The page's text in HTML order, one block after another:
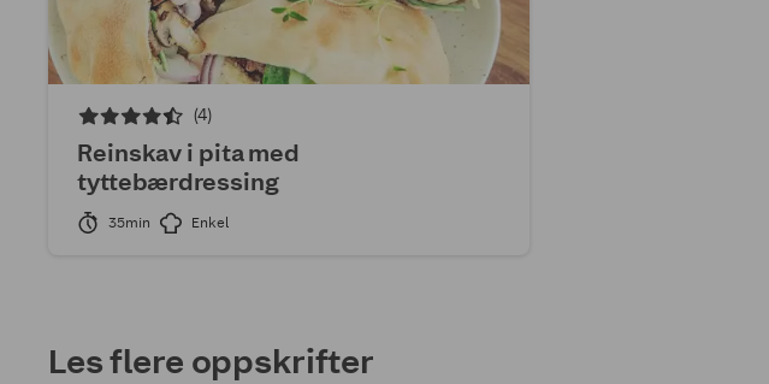
(4)
Reinskav i pita med
tyttebærdressing
35min Enkel
Les flere oppskrifter